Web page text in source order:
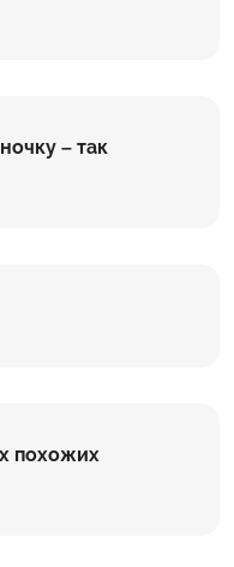
– так
похожих